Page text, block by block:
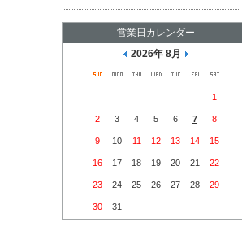
営業日カレンダー
2026年 8月
1
2 3 4 5 6 7 8
9 10 11 12 13 14 15
16 17 18 19 20 21 22
23 24 25 26 27 28 29
30 31